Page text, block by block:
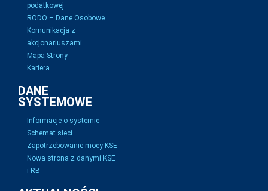
podatkowej
RODO – Dane Osobowe
Komunikacja z
akcjonariuszami
Mapa Strony
Kariera
DANE
SYSTEMOWE
Informacje o systemie
Schemat sieci
Zapotrzebowanie mocy KSE
Nowa strona z danymi KSE
i RB